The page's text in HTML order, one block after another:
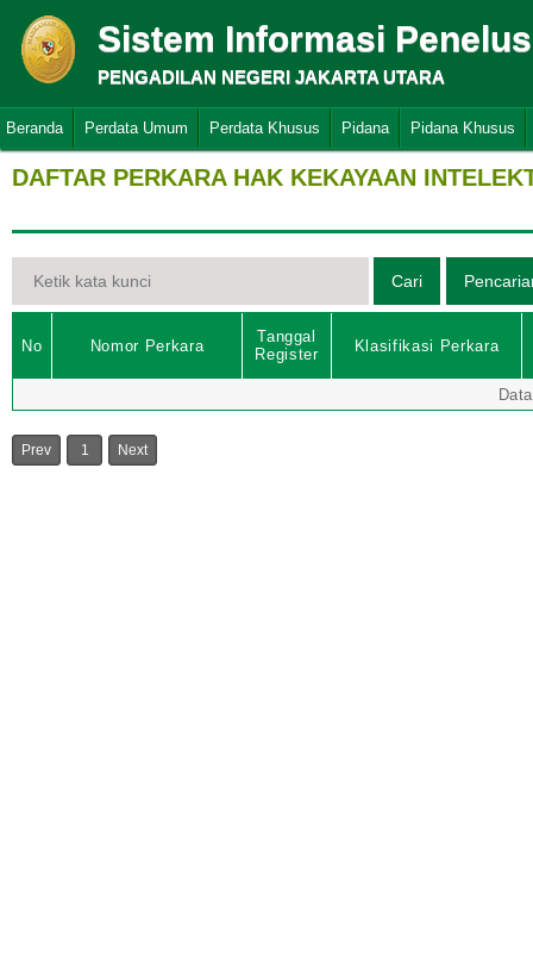
Sistem Informasi
PENGADILAN NEGERI JAKARTA UTARA
Beranda Perdata Umum Perdata Khusus Pidana Pidana Khusus
DAFTAR PERKARA HAK KEKAYAAN
No Nomor Perkara
Tanggal
Register
Klasifikasi Perkara
Prev 1 Next